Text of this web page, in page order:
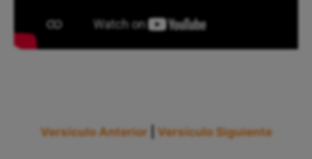
Versículo Anterior Versículo Siguiente